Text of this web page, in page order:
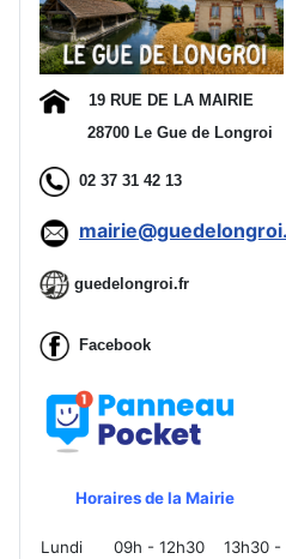
19 RUE DE LA MAIRIE
28700 Le Gue de Longroi
02 37 31 42 13
guedelongroi.fr
Facebook
Horaires de la Mairie
Lundi 09h - 12h30 13h30 -